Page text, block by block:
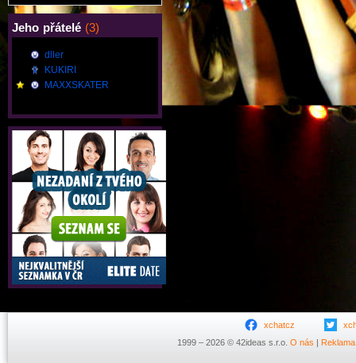
Jeho přátelé (3)
dller
KUKIRI
MAXXSKATER
xchatcz
1999 – 2026 © 42ideas s.r.o. O nás | Reklama